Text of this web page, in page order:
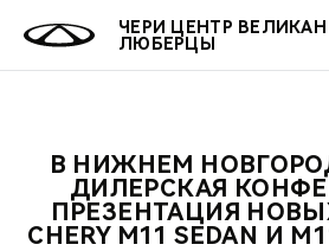
ЧЕРИ ЦЕНТР ВЕЛИКАН
ЛЮБЕРЦЫ
МОДЕЛИ
ВСЕ МОДЕЛИ
ВЫБОР И ПОКУПКА
СЕРВИС
МИР CHERY
АКСЕССУАРЫ
АКЦИИ
ВЫГОДЫ И АКЦИИ
ОНЛАЙН
ВЫБОР И ПОКУПКА
О КОМПАНИИ
О НАС
В НИЖНЕМ
ДИЛЕРСКАЯ
ПРЕЗЕНТАЦИЯ
CHERY М11 SEDAN И